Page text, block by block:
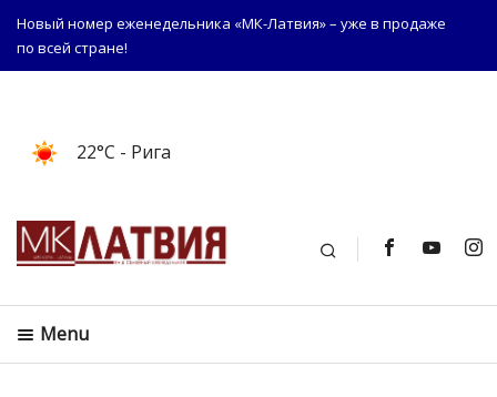
Новый номер еженедельника «МК-Латвия» – уже в продаже
по всей стране!
22°C - Рига
Поиск
Menu